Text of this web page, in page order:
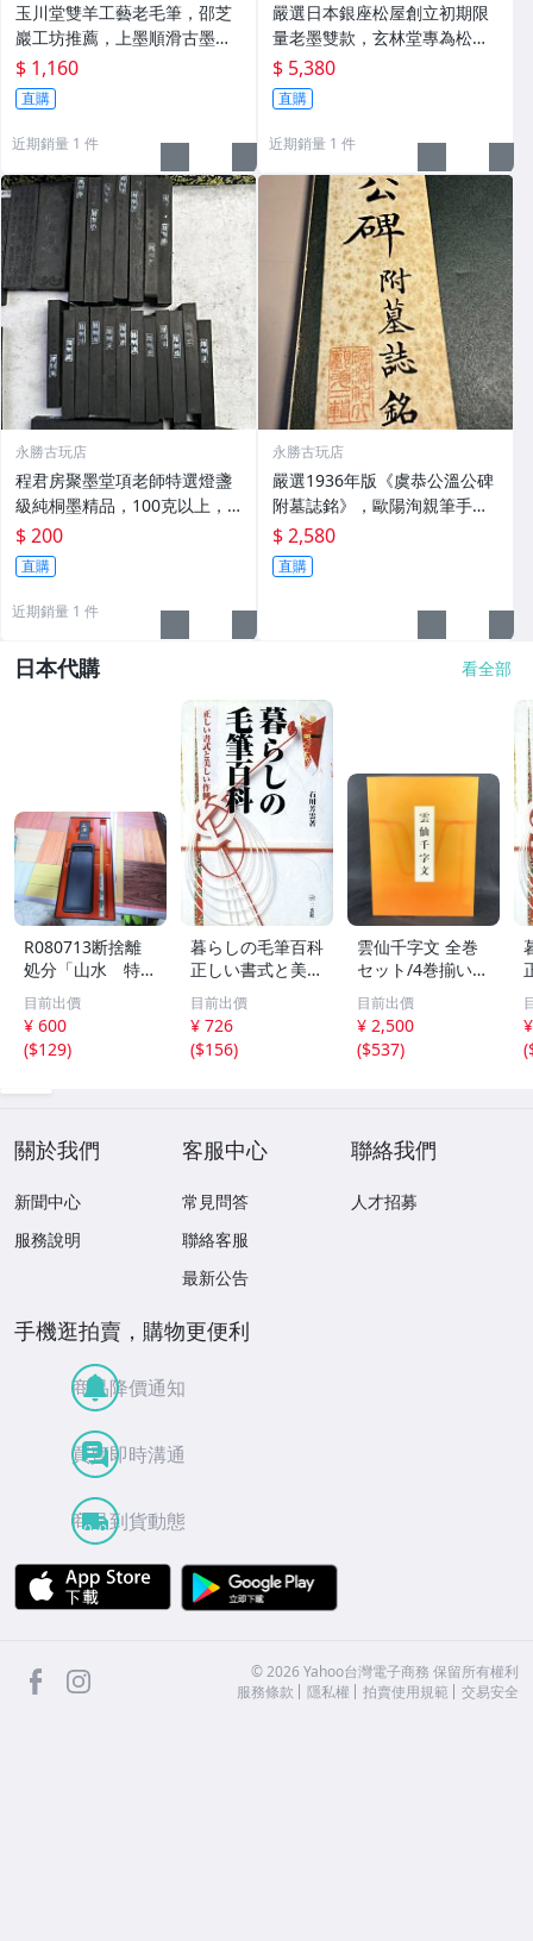
玉川堂雙羊工藝老毛筆，邵芝
巖工坊推薦，上墨順滑古墨專
用 老墨 冬青 老筆
$ 1,160
直購
近期銷量 1 件
嚴選日本銀座松屋創立初期限
量老墨雙款，玄林堂專為松屋
打造，重量22.5g，適合收藏
及品味民國時期古雅文化 文房
用具 民國古墨 收藏文玩
$ 5,380
直購
近期銷量 1 件
永勝古玩店
程君房聚墨堂項老師特選燈盞
級純桐墨精品，100克以上，
檀香墨質細膩黑亮 藍紫光放 檢
驗嚴選推薦 燈盞級墨 放藍紫光
檢驗嚴選
$ 200
直購
近期銷量 1 件
永勝古玩店
嚴選1936年版《虞恭公溫公碑
附墓誌銘》，歐陽洵親筆手
跡，典藏歷史與書法珍品 唐史
研究 碑刻藝術 田中和市版
$ 2,580
直購
日本代購 看全部
R080713断捨離
処分「山水 特選
書道セット」未使
用品
目前出價
¥ 600
($129)
暮らしの毛筆百科
正しい書式と美し
い作例/石川芳雲
(著者)
目前出價
¥ 726
($156)
雲仙千字文 全巻
セット/4巻揃い
天・地・玄・黄
函入 大型本 BK
1166
目前出價
¥ 2,500
($537)
(
(
關於我們
新聞中心
服務說明
客服中心
常見問答
聯絡客服
最新公告
聯絡我們
人才招募
手機逛拍賣，購物更便利
商品降價通知
買賣即時溝通
商品到貨動態
APP Store
facebook ©2026 Yahoo台灣電子商務 保留所有權利
服務條款
隱私權 拍賣使用規範 交易安全